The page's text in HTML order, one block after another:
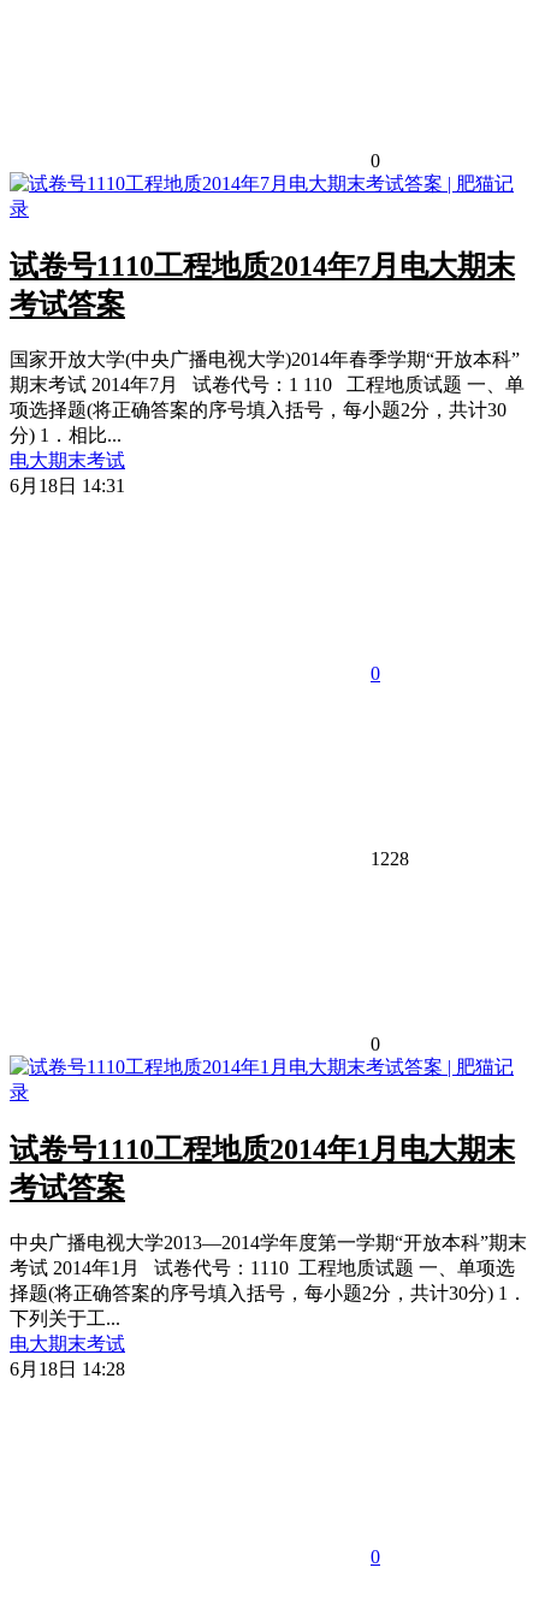
0
试卷号1110工程地质2014年7月电大期末
考试答案
国家开放大学(中央广播电视大学)2014年春季学期“开放本科”
期末考试 2014年7月 试卷代号：1 110 工程地质试题 一、单
项选择题(将正确答案的序号填入括号，每小题2分，共计30
分) 1．相比...
电大期末考试
6月18日 14:31
0
1228
0
试卷号1110工程地质2014年1月电大期末
考试答案
中央广播电视大学2013—2014学年度第一学期“开放本科”期末
考试 2014年1月 试卷代号：1110 工程地质试题 一、单项选
择题(将正确答案的序号填入括号，每小题2分，共计30分) 1．
下列关于工...
电大期末考试
6月18日 14:28
0